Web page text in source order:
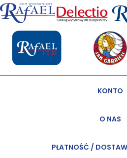
KONTO
O NAS
PŁATNOŚĆ /